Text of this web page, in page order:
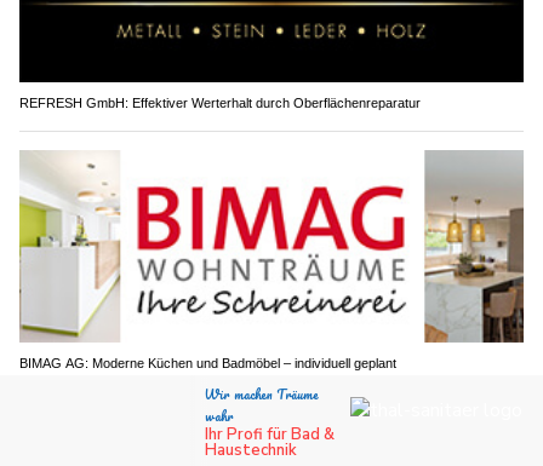
REFRESH GmbH: Effektiver Werterhalt durch Oberflächenreparatur
BIMAG AG: Moderne Küchen und Badmöbel – individuell geplant
Obwalden/Nidwalden: Feuerverbot bleibt – Auch
am 1. August kein Feuerwerk erlaubt